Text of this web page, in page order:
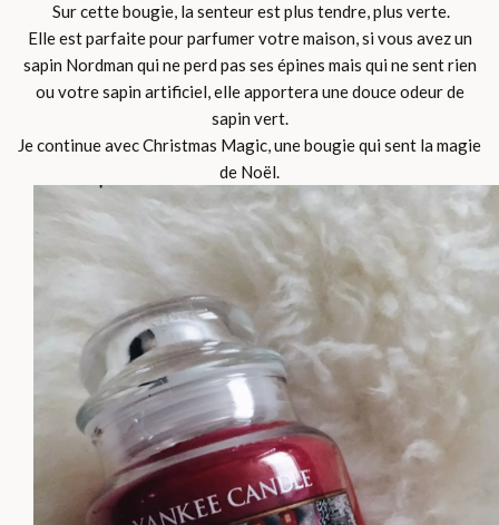
Sur cette bougie, la senteur est plus tendre, plus verte.
Elle est parfaite pour parfumer votre maison, si vous avez un
sapin Nordman qui ne perd pas ses épines mais qui ne sent rien
ou votre sapin artificiel, elle apportera une douce odeur de
sapin vert.
Je continue avec Christmas Magic, une bougie qui sent la magie
de Noël.